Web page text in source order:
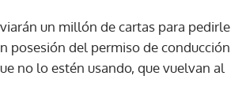
un millón de cartas para pedirle
posesión del permiso de conducción
no lo estén usando, que vuelvan al